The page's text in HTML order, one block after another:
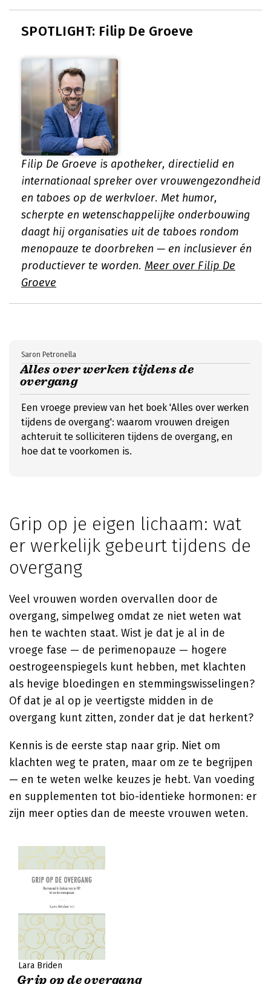
SPOTLIGHT: Filip De Groeve
Filip De Groeve is apotheker, directielid en
internationaal spreker over vrouwengezondheid
en taboes op de werkvloer. Met humor,
scherpte en wetenschappelijke onderbouwing
daagt hij organisaties uit de taboes rondom
menopauze te doorbreken — en inclusiever én
productiever te worden. Meer over Filip De
Groeve
Alles over werken tijdens de
overgang
Saron Petronella
Een vroege preview van het boek 'Alles over werken
tijdens de overgang': waarom vrouwen dreigen
achteruit te solliciteren tijdens de overgang, en
hoe dat te voorkomen is.
Grip op je eigen lichaam: wat
er werkelijk gebeurt tijdens de
overgang
Veel vrouwen worden overvallen door de
overgang, simpelweg omdat ze niet weten wat
hen te wachten staat. Wist je dat je al in de
vroege fase — de perimenopauze — hogere
oestrogeenspiegels kunt hebben, met klachten
als hevige bloedingen en stemmingswisselingen?
Of dat je al op je veertigste midden in de
overgang kunt zitten, zonder dat je dat herkent?
Kennis is de eerste stap naar grip. Niet om
klachten weg te praten, maar om ze te begrijpen
— en te weten welke keuzes je hebt. Van voeding
en supplementen tot bio-identieke hormonen: er
zijn meer opties dan de meeste vrouwen weten.
Lara Briden
Grip op de overgang